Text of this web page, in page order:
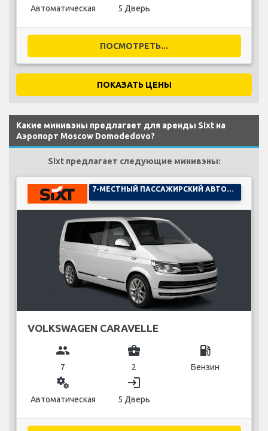
Автоматическая 5 Дверь
ПОСМОТРЕТЬ...
ПОКАЗАТЬ ЦЕНЫ
Какие минивэны предлагает для аренды Sixt на
Аэропорт Moscow Domodedovo?
Sixt предлагает следующие минивэны:
VOLKSWAGEN CARAVELLE
group
7
business_center
2
local_gas_station
Бензин
miscellaneous_services
Автоматическая
login
5 Дверь